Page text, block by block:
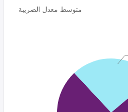
متوسط معدل الضريبة